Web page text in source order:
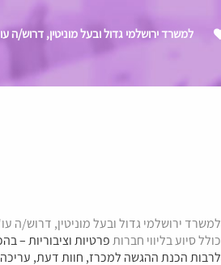
למשרד ירושלמי גדול ובעל מוניטין, דרוש/ה עו"ד עם ניסיון
כולל סיוע בליווי חברותפרטיות וציבוריות –
לרבות הכנת ההגשה למכרז, חוות דעת, עריכה